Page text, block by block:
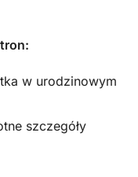
w urodzinowym
szczegóły